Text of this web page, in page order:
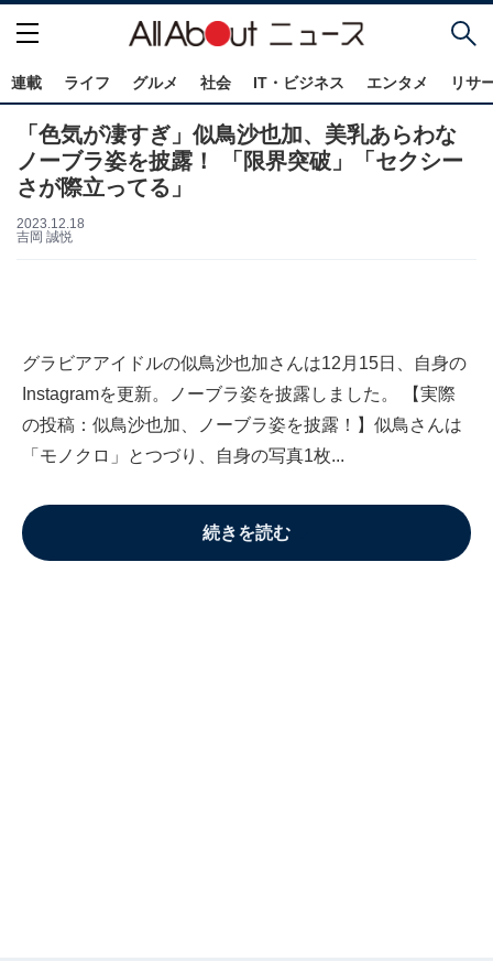
連載 ライフ グルメ 社会 IT・ビジネス エンタメ リサ
「色気が凄すぎ」似鳥沙也加、美乳あらわな
ノーブラ姿を披露！ 「限界突破」「セクシー
さが際立ってる」
2023.12.18
吉岡 誠悦
グラビアアイドルの似鳥沙也加さんは12月15日、自身の
Instagramを更新。ノーブラ姿を披露しました。 【実際
の投稿：似鳥沙也加、ノーブラ姿を披露！】似鳥さんは
「モノクロ」とつづり、自身の写真1枚...
続きを読む